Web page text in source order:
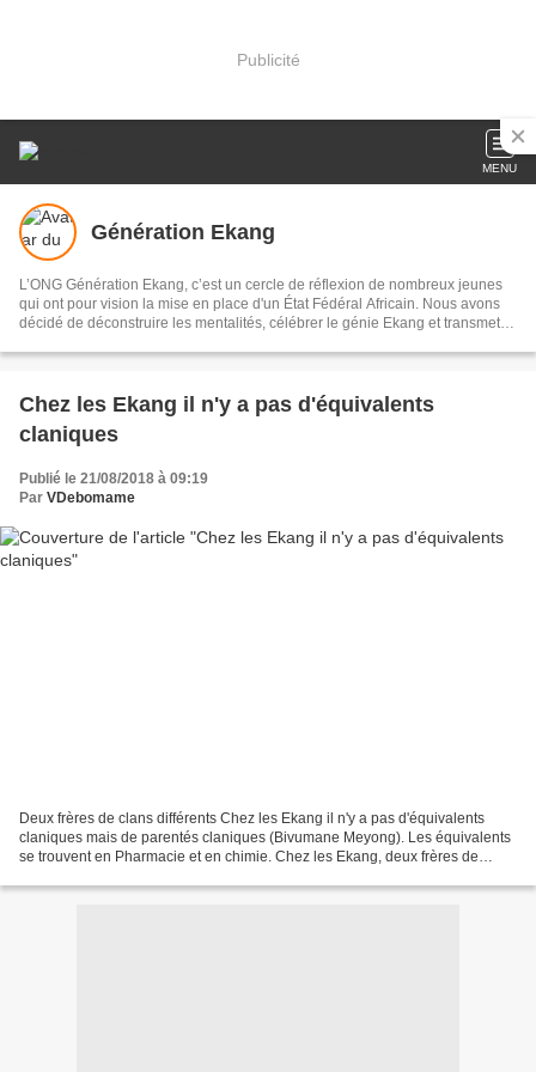
Publicité
MENU
Génération Ekang
L’ONG Génération Ekang, c’est un cercle de réflexion de nombreux jeunes
qui ont pour vision la mise en place d'un État Fédéral Africain. Nous avons
décidé de déconstruire les mentalités, célébrer le génie Ekang et transmettre
avenirs.
Chez les Ekang il n'y a pas d'équivalents
claniques
Publié le 21/08/2018 à 09:19
Par VDebomame
Deux frères de clans différents Chez les Ekang il n'y a pas d'équivalents
claniques mais de parentés claniques (Bivumane Meyong). Les équivalents
se trouvent en Pharmacie et en chimie. Chez les Ekang, deux frères de